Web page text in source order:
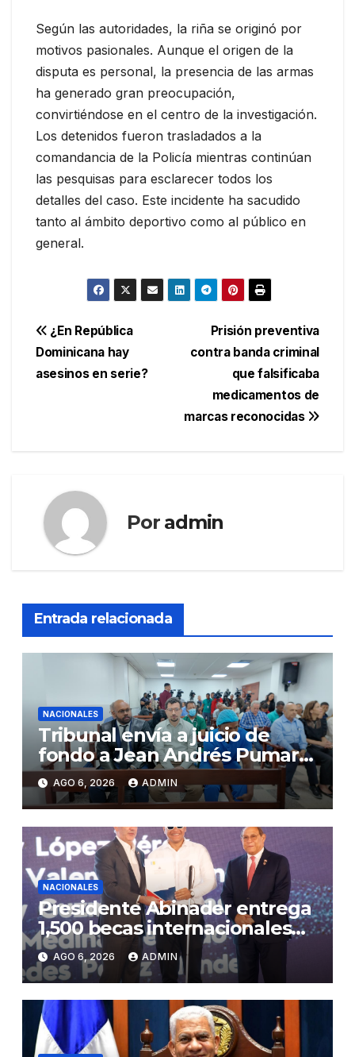
Según las autoridades, la riña se originó por
motivos pasionales. Aunque el origen de la
disputa es personal, la presencia de las armas
ha generado gran preocupación,
convirtiéndose en el centro de la investigación.
Los detenidos fueron trasladados a la
comandancia de la Policía mientras continúan
las pesquisas para esclarecer todos los
detalles del caso. Este incidente ha sacudido
tanto al ámbito deportivo como al público en
general.
Navegación
de
Prisión preventiva
contra banda criminal
que falsificaba
medicamentos de
marcas reconocidas
¿En República
Dominicana hay
asesinos en serie?
Por admin
Entrada relacionada
NACIONALES
Tribunal envía a juicio de
fondo a Jean Andrés Pumarol
y tres meses de prisión
preventiva
AGO 6, 2026 ADMIN
NACIONALES
Presidente Abinader entrega
1,500 becas internacionales
para cursar programas de
especialización, maestrías y
doctorados en universidades
del extranjero
AGO 6, 2026 ADMIN